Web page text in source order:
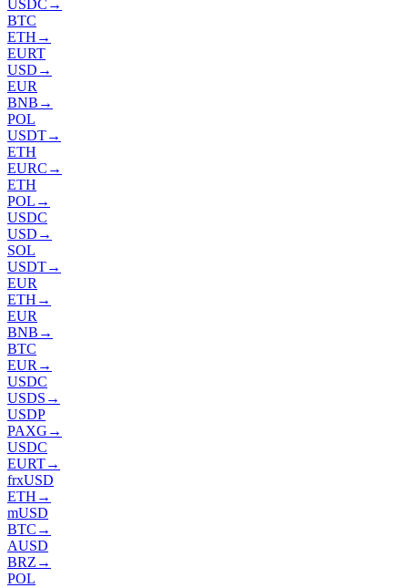
USDC →
BTC
ETH →
EURT
USD →
EUR
BNB →
POL
USDT→
ETH
EURC →
ETH
POL →
USDC
USD →
SOL
USDT→
EUR
ETH →
EUR
BNB →
BTC
EUR →
USDC
USDS →
USDP
PAXG →
USDC
EURT→
frxUSD
ETH →
mUSD
BTC →
AUSD
BRZ →
POL